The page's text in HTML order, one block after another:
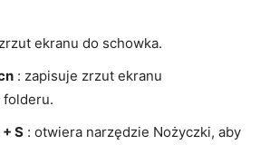
ekranu do schowka.
: zapisuje zrzut ekranu
folderu.
S : otwiera narzędzie Nożyczki, aby